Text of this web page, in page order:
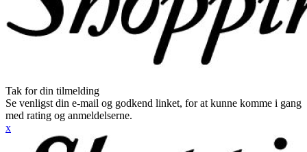
Tak for din tilmelding
Se venligst din e-mail og godkend linket, for at kunne komme i gang
med rating og anmeldelserne.
x